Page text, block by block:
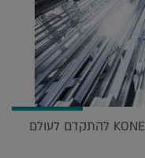
מעליות רודפות אחריך: כך מצליחים ב-KONE להתקדם לעולם